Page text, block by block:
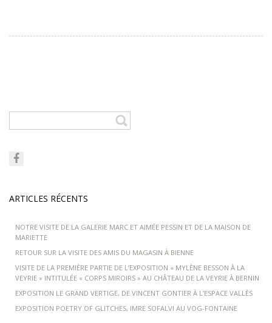
ARTICLES RÉCENTS
NOTRE VISITE DE LA GALERIE MARC ET AIMÉE PESSIN ET DE LA MAISON DE
MARIETTE
RETOUR SUR LA VISITE DES AMIS DU MAGASIN À BIENNE
VISITE DE LA PREMIÈRE PARTIE DE L’EXPOSITION « MYLÈNE BESSON À LA
VEYRIE » INTITULÉE « CORPS MIROIRS » AU CHÂTEAU DE LA VEYRIE À BERNIN
EXPOSITION LE GRAND VERTIGE, DE VINCENT GONTIER À L’ESPACE VALLÈS
EXPOSITION POETRY OF GLITCHES, IMRE SOFALVI AU VOG-FONTAINE